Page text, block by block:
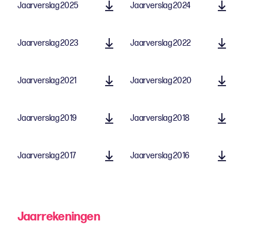
Jaarverslag 2025 Jaarverslag 2024
Jaarverslag 2023 Jaarverslag 2022
Jaarverslag 2021 Jaarverslag 2020
Jaarverslag 2019 Jaarverslag 2018
Jaarverslag 2017 Jaarverslag 2016
Jaarrekeningen